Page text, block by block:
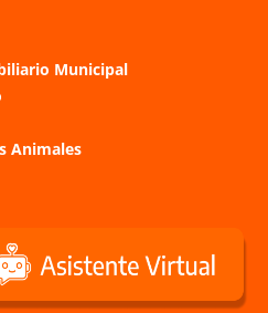
Municipal
Animales